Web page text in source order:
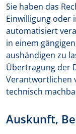
Sie haben das
Einwilligung oder
automatisiert
in einem
aushändigen zu
Übertragung der
Verantwortlichen
technisch
Auskunft,